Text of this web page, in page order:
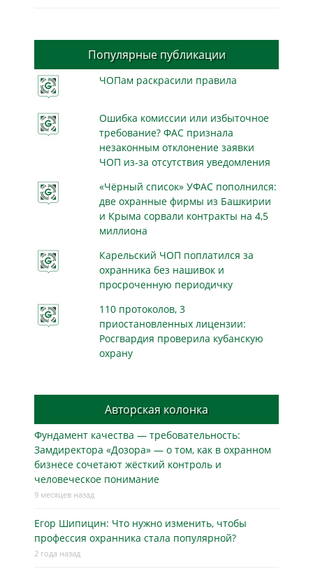
Популярные публикации
ЧОПам раскрасили правила
Ошибка комиссии или избыточное
требование? ФАС признала
незаконным отклонение заявки
ЧОП из-за отсутствия уведомления
«Чёрный список» УФАС пополнился:
две охранные фирмы из Башкирии
и Крыма сорвали контракты на 4,5
миллиона
Карельский ЧОП поплатился за
охранника без нашивок и
просроченную периодичку
110 протоколов, 3
приостановленных лицензии:
Росгвардия проверила кубанскую
охрану
Авторская колонка
Фундамент качества — требовательность:
Замдиректора «Дозора» — о том, как в охранном
бизнесe сочетают жёсткий контроль и
человеческое понимание
9 месяцев назад
Егор Шипицин: Что нужно изменить, чтобы
профессия охранника стала популярной?
2 года назад